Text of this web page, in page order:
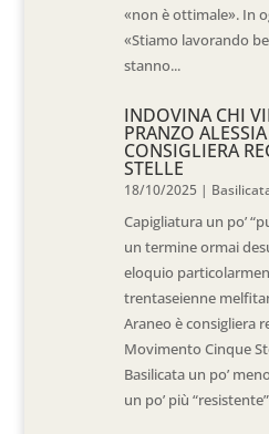
«non è ottimale». In
«Stiamo lavorando
stanno...
INDOVINA CHI
PRANZO
CONSIGLIERA
STELLE
18/10/2025 |
Capigliatura un po’
un termine ormai
eloquio
trentaseienne
Araneo è consigliera
Movimento Cinque
Basilicata un po’
un po’ più